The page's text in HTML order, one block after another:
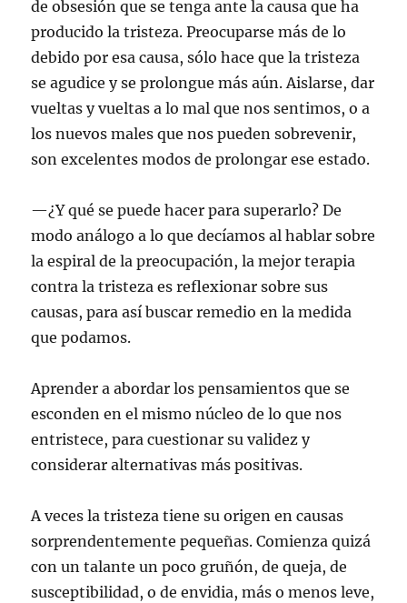
de obsesión que se tenga ante la causa que ha
producido la tristeza. Preocuparse más de lo
debido por esa causa, sólo hace que la tristeza
se agudice y se prolongue más aún. Aislarse, dar
vueltas y vueltas a lo mal que nos sentimos, o a
los nuevos males que nos pueden sobrevenir,
son excelentes modos de prolongar ese estado.
—¿Y qué se puede hacer para superarlo? De
modo análogo a lo que decíamos al hablar sobre
la espiral de la preocupación, la mejor terapia
contra la tristeza es reflexionar sobre sus
causas, para así buscar remedio en la medida
que podamos.
Aprender a abordar los pensamientos que se
esconden en el mismo núcleo de lo que nos
entristece, para cuestionar su validez y
considerar alternativas más positivas.
A veces la tristeza tiene su origen en causas
sorprendentemente pequeñas. Comienza quizá
con un talante un poco gruñón, de queja, de
susceptibilidad, o de envidia, más o menos leve,